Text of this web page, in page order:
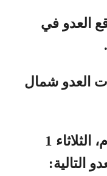
العدو في
العدو شمال
فيما، تواصلت العمليات اليوم، الثلاثاء 1
التالية: